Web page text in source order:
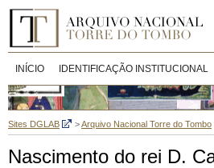
INÍCIO IDENTIFICAÇÃO INSTITUCIONAL
Sites DGLAB >Arquivo Nacional Torre do Tombo
Nascimento do rei D.